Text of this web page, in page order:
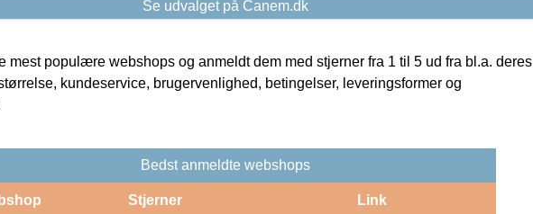
Se udvalget på Canem.dk
mest populære webshops og anmeldt dem med stjerner fra 1 til 5 ud fra bl.a. deres
kundeservice, brugervenlighed, betingelser, leveringsformer og
Bedst anmeldte webshops
Stjerner Link